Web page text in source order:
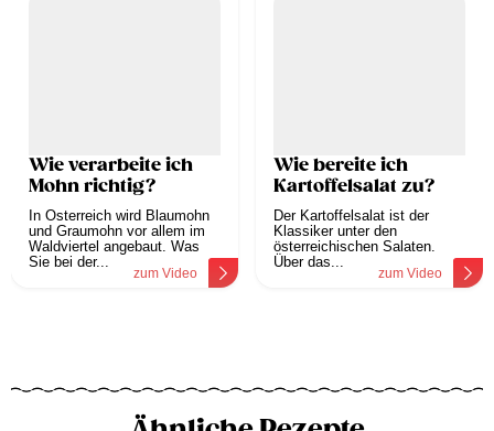
Wie verarbeite ich
Mohn richtig?
In Österreich wird Blaumohn
und Graumohn vor allem im
Waldviertel angebaut. Was
Sie bei der...
zum Video
Wie bereite ich
Kartoffelsalat zu?
Der Kartoffelsalat ist der
Klassiker unter den
österreichischen Salaten.
Über das...
zum Video